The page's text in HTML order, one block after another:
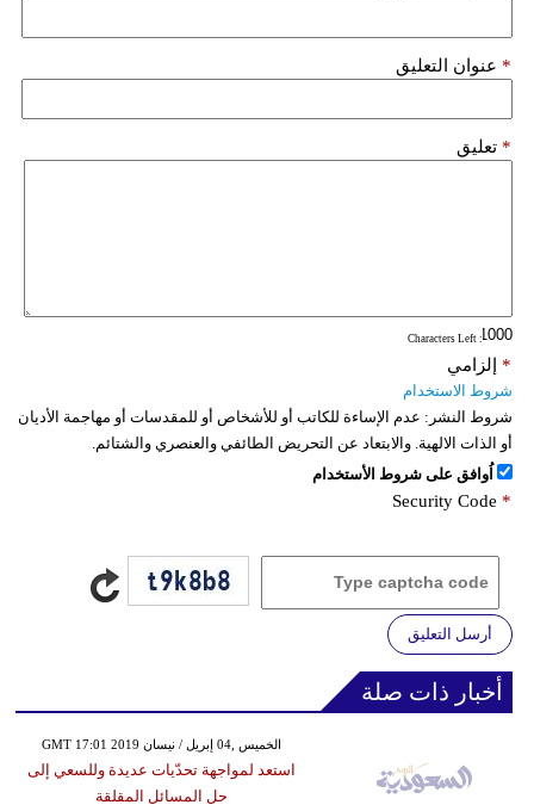
عنوان التعليق *
تعليق *
: Characters Left
إلزامي *
شروط الاستخدام
شروط النشر: عدم الإساءة للكاتب أو للأشخاص أو للمقدسات أو مهاجمة الأديان
أو الذات الالهية. والابتعاد عن التحريض الطائفي والعنصري والشتائم.
اُوافق على شروط الأستخدام
Security Code *
أرسل التعليق
أخبار ذات صلة
GMT 17:01 2019 الخميس ,04 إبريل / نيسان
استعد لمواجهة تحدّيات عديدة وللسعي إلى
حل المسائل المقلقة